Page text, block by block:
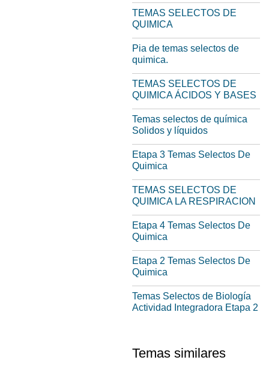
TEMAS SELECTOS DE
QUIMICA
Pia de temas selectos de
quimica.
TEMAS SELECTOS DE
QUIMICA ÁCIDOS Y BASES
Temas selectos de química
Solidos y líquidos
Etapa 3 Temas Selectos De
Quimica
TEMAS SELECTOS DE
QUIMICA LA RESPIRACION
Etapa 4 Temas Selectos De
Quimica
Etapa 2 Temas Selectos De
Quimica
Temas Selectos de Biología
Actividad Integradora Etapa 2
Temas similares